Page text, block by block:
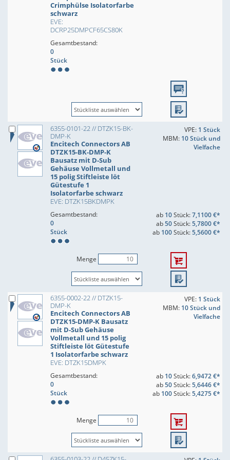
Crimphülse Isolatorfarbe
schwarz
EVE:
DCRP25DMPCF65CS80K
Gesamtbestand:
0
Stück
6355-0101-22 // DTZK15-BK-
DMP-K
Encitech Connectors AB
DTZK15-BK-DMP-K
Bausatz mit D-Sub
Gehäuse Vollmetall und
15 polig Stiftleiste löt
Gütestufe 1
Isolatorfarbe schwarz
EVE: DTZK15BKDMPK
VPE: 1 Stück
MBM: 10 Stück und
Vielfache
Gesamtbestand:
0
Stück
ab 10Stück:7,1100 €*
ab50Stück:5,7800 €*
ab 100Stück:5,5600 €*
Menge
6355-0002-22 // DTZK15-
DMP-K
Encitech Connectors AB
DTZK15-DMP-K Bausatz
mit D-Sub Gehäuse
Vollmetall und 15 polig
Stiftleiste löt Gütestufe
1 Isolatorfarbe schwarz
EVE: DTZK15DMPK
VPE: 1 Stück
MBM: 10 Stück und
Vielfache
Gesamtbestand:
0
Stück
ab 10Stück:6,9472 €*
ab50Stück:5,6446 €*
ab 100Stück:5,4275 €*
Menge